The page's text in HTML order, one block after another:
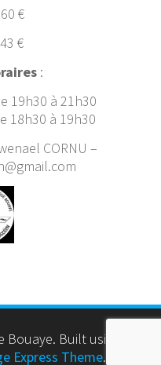
€
€
:
19h30 à 21h30
18h30 à 19h30
CORNU –
Built using
Express Theme.